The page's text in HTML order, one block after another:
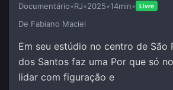
Documentário•RJ•2025•14min• Livre
De Fabiano Maciel
Em seu estúdio no centro de São
dos Santos faz uma Por que só nos é permitido
lidar com figuração e